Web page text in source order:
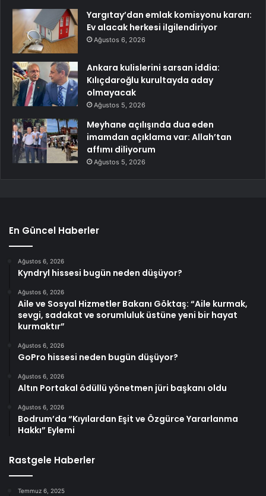
Yargıtay’dan emlak komisyonu kararı:
Ev alacak herkesi ilgilendiriyor
Ağustos 6, 2026
Ankara kulislerini sarsan iddia:
Kılıçdaroğlu kurultayda aday
olmayacak
Ağustos 5, 2026
Meyhane açılışında dua eden
imamdan açıklama var: Allah’tan
affımı diliyorum
Ağustos 5, 2026
En Güncel Haberler
Ağustos 6, 2026
Kyndryl hissesi bugün neden düşüyor?
Ağustos 6, 2026
Aile ve Sosyal Hizmetler Bakanı Göktaş: “Aile kurmak,
sevgi, sadakat ve sorumluluk üstüne yeni bir hayat
kurmaktır”
Ağustos 6, 2026
GoPro hissesi neden bugün düşüyor?
Ağustos 6, 2026
Altın Portakal ödüllü yönetmen jüri başkanı oldu
Ağustos 6, 2026
Bodrum’da “Kıyılardan Eşit ve Özgürce Yararlanma
Hakkı” Eylemi
Rastgele Haberler
Temmuz 6, 2025